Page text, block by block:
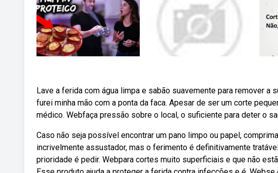
Lave a ferida com água limpa e sabão suavemente para remover
furei minha mão com a ponta da faca. Apesar de ser um corte
médico. Webfaça pressão sobre o local, o suficiente para deter o
Caso não seja possível encontrar um pano limpo ou papel,
incrivelmente assustador, mas o ferimento é definitivamente
prioridade é pedir. Webpara cortes muito superficiais e que não